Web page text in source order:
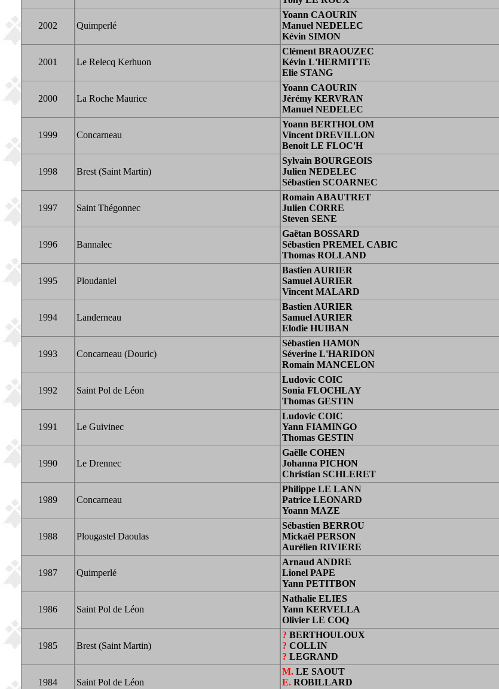
2002 Quimperlé
Yoann CAOURIN
Manuel NEDELEC
Kévin SIMON
2001 Le Relecq Kerhuon
Clément BRAOUZEC
Kévin L'HERMITTE
Elie STANG
2000 La Roche Maurice
Yoann CAOURIN
Jérémy KERVRAN
Manuel NEDELEC
1999 Concarneau
Yoann BERTHOLOM
Vincent DREVILLON
Benoit LE FLOC'H
1998 Brest (Saint Martin)
Sylvain BOURGEOIS
Julien NEDELEC
Sébastien SCOARNEC
1997 Saint Thégonnec
Romain ABAUTRET
Julien CORRE
Steven SENE
1996 Bannalec
Gaëtan BOSSARD
Sébastien PREMEL CABIC
Thomas ROLLAND
1995 Ploudaniel
Bastien AURIER
Samuel AURIER
Vincent MALARD
1994 Landerneau
Bastien AURIER
Samuel AURIER
Elodie HUIBAN
1993 Concarneau (Douric)
Sébastien HAMON
Séverine L'HARIDON
Romain MANCELON
1992 Saint Pol de Léon
Ludovic COIC
Sonia FLOCHLAY
Thomas GESTIN
1991 Le Guivinec
Ludovic COIC
Yann FIAMINGO
Thomas GESTIN
1990 Le Drennec
Gaëlle COHEN
Johanna PICHON
Christian SCHLERET
1989 Concarneau
Philippe LE LANN
Patrice LEONARD
Yoann MAZE
1988 Plougastel Daoulas
Sébastien BERROU
Mickaël PERSON
Aurélien RIVIERE
1987 Quimperlé
Arnaud ANDRE
Lionel PAPE
Yann PETITBON
1986 Saint Pol de Léon
Nathalie ELIES
Yann KERVELLA
Olivier LE COQ
1985 Brest (Saint Martin)
? BERTHOULOUX
? COLLIN
? LEGRAND
1984 Saint Pol de Léon
M.LE SAOUT
E.ROBILLARD